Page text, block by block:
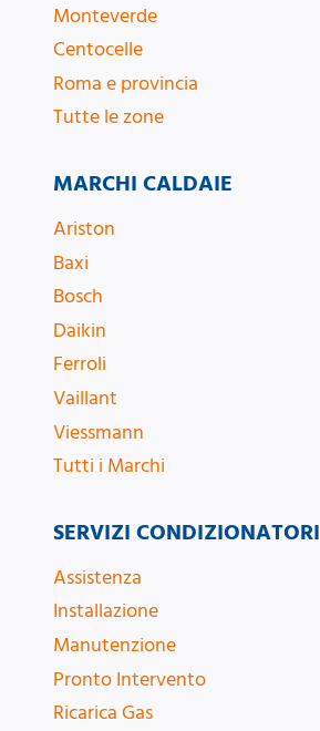
Monteverde
Centocelle
Roma e provincia
Tutte le zone
MARCHI CALDAIE
Ariston
Baxi
Bosch
Daikin
Ferroli
Vaillant
Viessmann
Tutti i Marchi
SERVIZI CONDIZIONATORI
Assistenza
Installazione
Manutenzione
Pronto Intervento
Ricarica Gas